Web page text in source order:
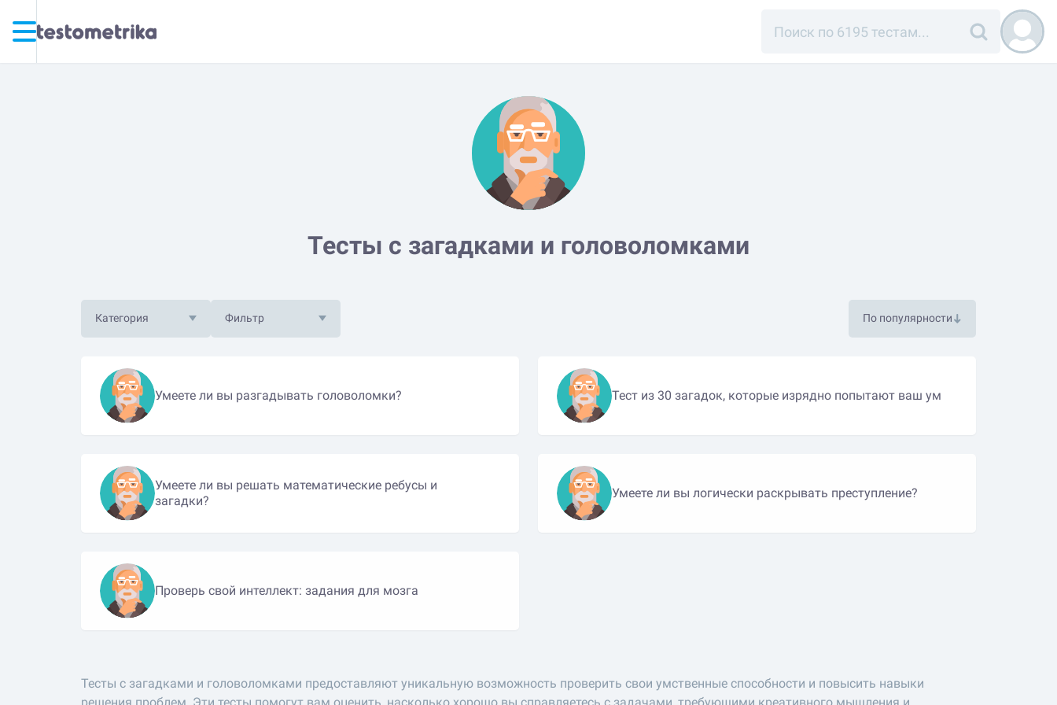
Тесты с загадками и головоломками
Категория Фильтр По популярности
Умеете ли вы разгадывать головоломки? Тест из 30 загадок, которые изрядно попытают ваш ум
Умеете ли вы решать математические ребусы и
загадки?
Умеете ли вы логически раскрывать преступление?
Проверь свой интеллект: задания для мозга
Тесты с загадками и головоломками предоставляют уникальную возможность проверить свои умственные способности и повысить навыки